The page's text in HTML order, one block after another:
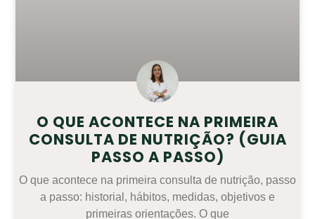
O QUE ACONTECE NA PRIMEIRA
CONSULTA DE NUTRIÇÃO? (GUIA
PASSO A PASSO)
O que acontece na primeira consulta de nutrição, passo
a passo: historial, hábitos, medidas, objetivos e
primeiras orientações. O que